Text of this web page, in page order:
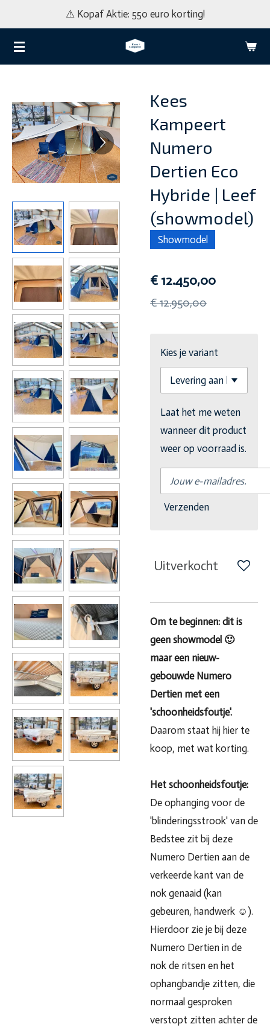
direct
naar
de
⚠️ Kopaf Aktie: 550 euro korting!
Kees
Kampeert
Numero
Dertien Eco
Hybride | Leef
(showmodel)
Showmodel
€ 12.450,00
€ 12.950,00
Kies je variant
Laat het me weten
wanneer dit product
weer op voorraad is.
Verzenden
Uitverkocht
Om te beginnen: dit is
geen showmodel 🙂
maar een nieuw-
gebouwde Numero
Dertien met een
'schoonheidsfoutje'.
Daarom staat hij hier te
koop, met wat korting.
Het schoonheidsfoutje:
De ophanging voor de
'blinderingsstrook' van de
Bedstee zit bij deze
Numero Dertien aan de
verkeerde kant van de
nok genaaid (kan
gebeuren, handwerk ☺️).
Hierdoor zie je bij deze
Numero Dertien in de
nok de ritsen en het
ophangbandje zitten, die
normaal gesproken
verstopt zitten achter de